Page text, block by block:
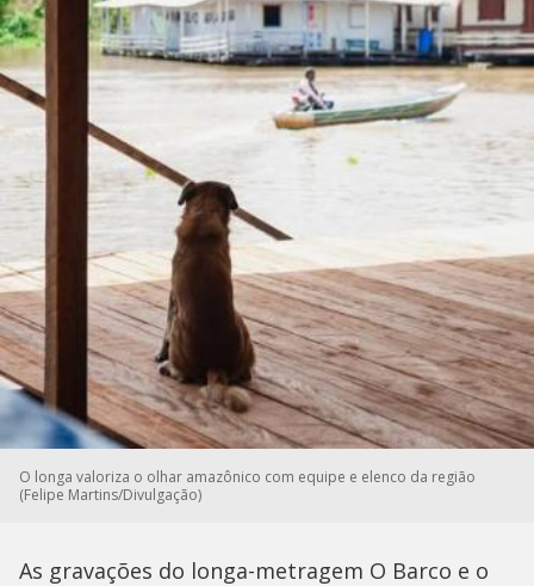
O longa valoriza o olhar amazônico com equipe e elenco da região
(Felipe Martins/Divulgação)
As gravações do longa-metragem O Barco e o